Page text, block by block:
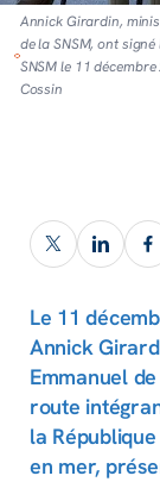
Annick Girardin,
de la SNSM, ont
SNSM le 11
Cossin
Le 11
Annick
Emmanuel
route
la
en mer,